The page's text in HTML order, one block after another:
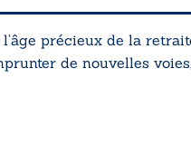
précieux de la
de nouvelles